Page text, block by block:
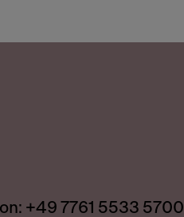
+49 7761 5533 5700